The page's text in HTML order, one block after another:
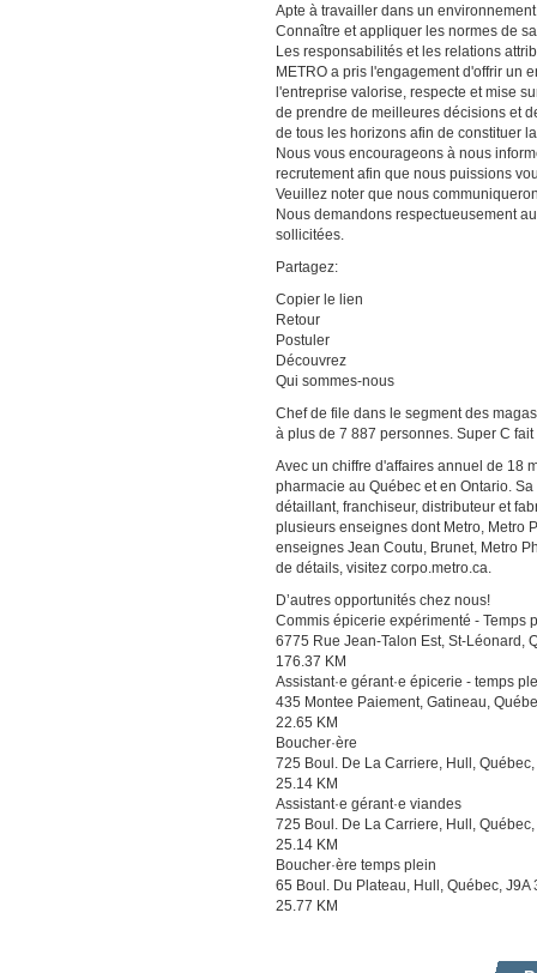
Apte à travailler dans un
Connaître et appliquer les normes de
Les responsabilités et les relations
METRO a pris l'engagement d'offrir un
l'entreprise valorise, respecte et mise
de prendre de meilleures décisions et
de tous les horizons afin de constituer
Nous vous encourageons à nous
recrutement afin que nous puissions
Veuillez noter que nous
Nous demandons respectueusement
sollicitées.
Partagez:
Copier le lien
Retour
Postuler
Découvrez
Qui sommes-nous
Chef de file dans le segment des
à plus de 7 887 personnes. Super C
Avec un chiffre d'affaires annuel de 18
pharmacie au Québec et en Ontario.
détaillant, franchiseur, distributeur et
plusieurs enseignes dont Metro, Metro
enseignes Jean Coutu, Brunet, Metro
de détails, visitez corpo.metro.ca.
D’autres opportunités chez nous!
Commis épicerie expérimenté - Temps
6775 Rue Jean-Talon Est, St-Léonard,
176.37 KM
Assistant·e gérant·e épicerie - temps
435 Montee Paiement, Gatineau,
22.65 KM
Boucher·ère
725 Boul. De La Carriere, Hull,
25.14 KM
Assistant·e gérant·e viandes
725 Boul. De La Carriere, Hull,
25.14 KM
Boucher·ère temps plein
65 Boul. Du Plateau, Hull, Québec, J9A
25.77 KM